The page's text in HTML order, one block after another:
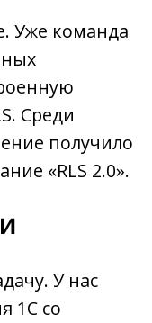
Уже команда
Среди
получило
«RLS 2.0».
У нас
1С со